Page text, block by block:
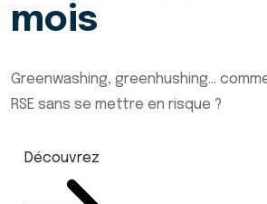
mois
Greenwashing, greenhushing…
RSE sans se mettre en risque ?
Découvrez